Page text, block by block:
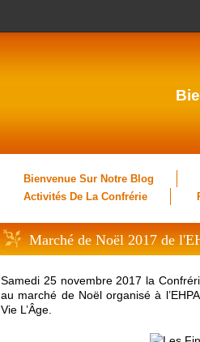
Bienvenue Sur Notre Blog
Activités De La Confrérie
Marché de Noël 2017 de
Samedi 25 novembre 2017 la
au marché de Noël organisé à
Vie L’Âge.